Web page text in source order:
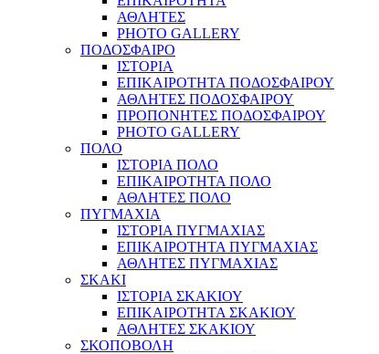
ΑΘΛΗΤΕΣ
PHOTO GALLERY
ΠΟΔΟΣΦΑΙΡΟ
ΙΣΤΟΡΙΑ
ΕΠΙΚΑΙΡΟΤΗΤΑ ΠΟΔΟΣΦΑΙΡΟΥ
ΑΘΛΗΤΕΣ ΠΟΔΟΣΦΑΙΡΟΥ
ΠΡΟΠΟΝΗΤΕΣ ΠΟΔΟΣΦΑΙΡΟΥ
PHOTO GALLERY
ΠΟΛΟ
ΙΣΤΟΡΙΑ ΠΟΛΟ
ΕΠΙΚΑΙΡΟΤΗΤΑ ΠΟΛΟ
ΑΘΛΗΤΕΣ ΠΟΛΟ
ΠΥΓΜΑΧΙΑ
ΙΣΤΟΡΙΑ ΠΥΓΜΑΧΙΑΣ
ΕΠΙΚΑΙΡΟΤΗΤΑ ΠΥΓΜΑΧΙΑΣ
ΑΘΛΗΤΕΣ ΠΥΓΜΑΧΙΑΣ
ΣΚΑΚΙ
ΙΣΤΟΡΙΑ ΣΚΑΚΙΟΥ
ΕΠΙΚΑΙΡΟΤΗΤΑ ΣΚΑΚΙΟΥ
ΑΘΛΗΤΕΣ ΣΚΑΚΙΟΥ
ΣΚΟΠΟΒΟΛΗ